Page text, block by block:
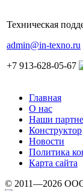
Техническая
admin@in-texno.ru
+7 913-628-05-67
Главная
О нас
Наши
Конструктор
Новости
Политика
Карта сайта
© 2011—2026